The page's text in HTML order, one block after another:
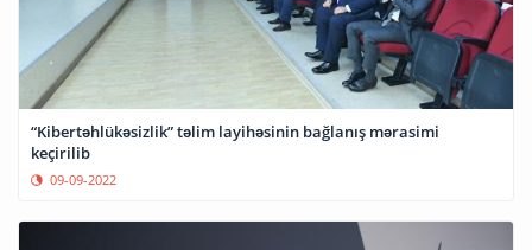
“Kibertəhlükəsizlik” təlim layihəsinin bağlanış mərasimi
keçirilib
09-09-2022